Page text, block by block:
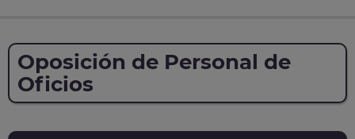
Oposición de Personal de
Oficios